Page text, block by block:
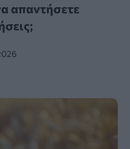
απαντήσετε